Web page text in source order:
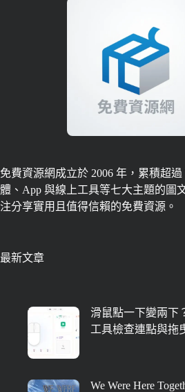
免費資源網成立於 2006 年，累積超過
體、App 與線上工具等七大主題的圖
注分享實用且值得信賴的免費資源。
最新文章
滑鼠點一下變兩下
工具檢查連點與拖
We Were Here